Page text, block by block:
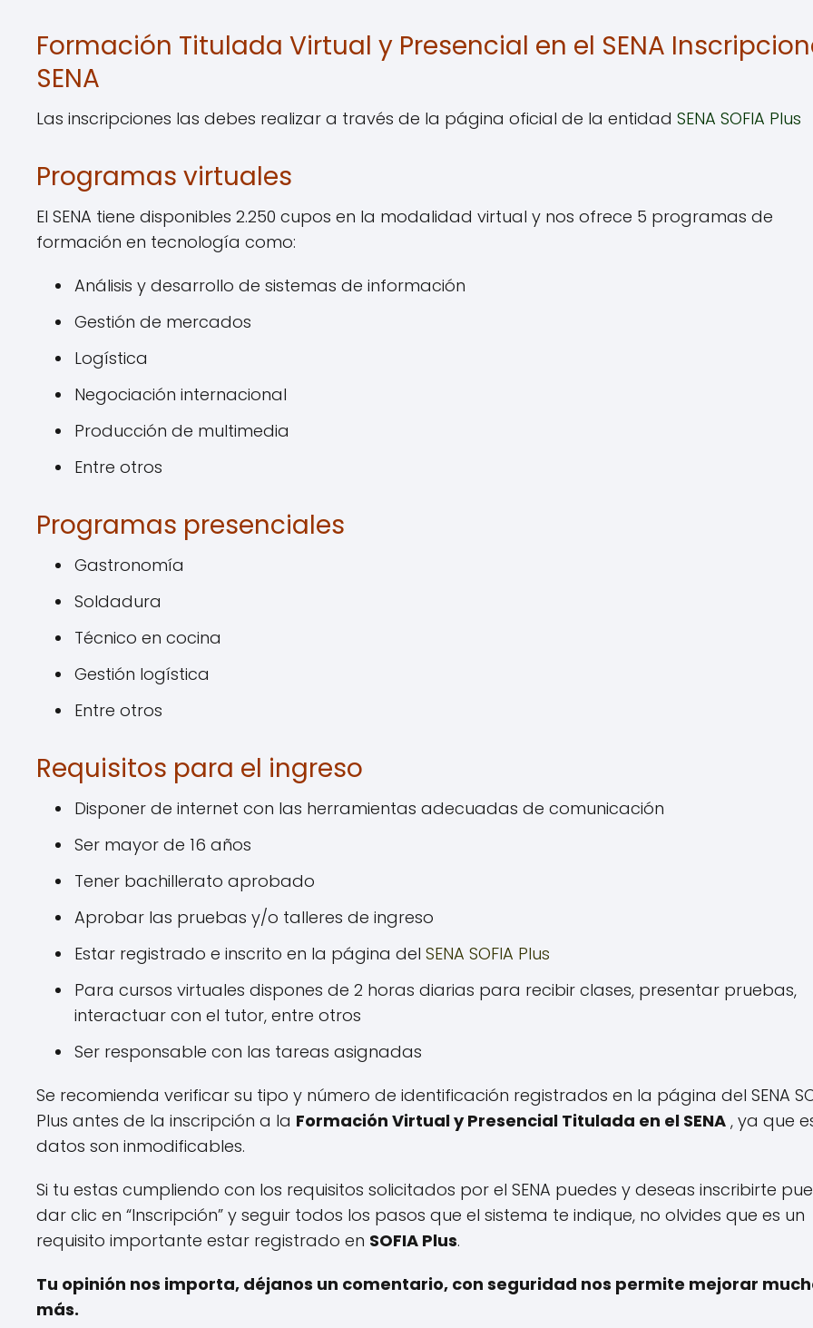
Formación Titulada Virtual y Presencial en el SENA
SENA
Las inscripciones las debes realizar a través de la página oficial de la entidad SENA SOFIA Plus
Programas virtuales
El SENA tiene disponibles 2.250 cupos en la modalidad virtual y nos ofrece 5 programas de
formación en tecnología como:
Análisis y desarrollo de sistemas de información
Gestión de mercados
Logística
Negociación internacional
Producción de multimedia
Entre otros
Programas presenciales
Gastronomía
Soldadura
Técnico en cocina
Gestión logística
Entre otros
Requisitos para el ingreso
Disponer de internet con las herramientas adecuadas de comunicación
Ser mayor de 16 años
Tener bachillerato aprobado
Aprobar las pruebas y/o talleres de ingreso
Estar registrado e inscrito en la página del SENA SOFIA Plus
Para cursos virtuales dispones de 2 horas diarias para recibir clases, presentar pruebas,
interactuar con el tutor, entre otros
Ser responsable con las tareas asignadas
Se recomienda verificar su tipo y número de identificación registrados en la página del SENA
Plus antes de la inscripción a la Formación Virtual y Presencial Titulada en el SENA , ya que
datos son inmodificables.
Si tu estas cumpliendo con los requisitos solicitados por el SENA puedes y deseas inscribirte
dar clic en “Inscripción” y seguir todos los pasos que el sistema te indique, no olvides que es un
requisito importante estar registrado en SOFIA Plus.
Tu opinión nos importa, déjanos un comentario, con seguridad nos permite mejorar
más.